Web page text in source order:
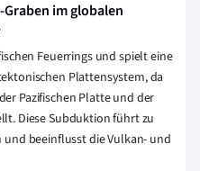
im globalen
Feuerrings und spielt eine
Plattensystem, da
Pazifischen Platte und der
Diese Subduktion führt zu
beeinflusst die Vulkan- und